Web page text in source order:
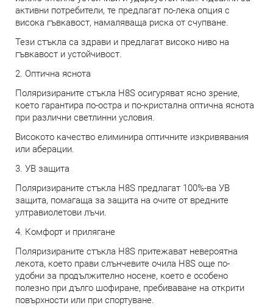
активни потребители, те предлагат по-лека опция с
висока гъвкавост, намаляваща риска от счупване.
Тези стъкла са здрави и предлагат високо ниво на
гъвкавост и устойчивост.
2. Оптична яснота
Поляризираните стъкла H8S осигуряват ясно зрение,
което гарантира по-остра и по-кристална оптична яснота
при различни светлинни условия.
Високото качество елиминира оптичните изкривявания
или аберации.
3. УВ защита
Поляризираните стъкла H8S предлагат 100%-ва УВ
защита, помагаща за защита на очите от вредните
ултравиолетови лъчи.
4. Комфорт и прилягане
Поляризираните стъкла H8S притежават невероятна
лекота, което прави слънчевите очила H8S още по-
удобни за продължително носене, което е особено
полезно при дълго шофиране, пребиваване на открити
повърхности или при спортуване.